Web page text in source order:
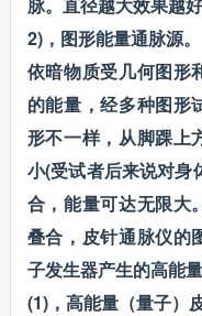
2)，图形能量通脉源。
依暗物质受几何图形
的能量，经多种图形
形不一样，从脚踝上
小(受试者后来说对身
合，能量可达无限大
叠合，皮针通脉仪的
子发生器产生的高能
(1)，高能量（量子）